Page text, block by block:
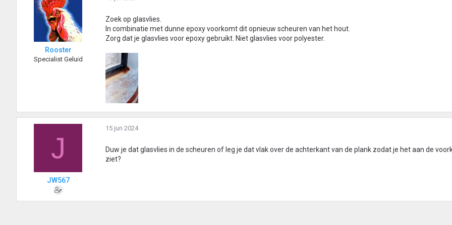
Rooster
Specialist Geluid
Zoek op glasvlies.
In combinatie met dunne epoxy voorkomt dit opnieuw scheuren van het hout.
Zorg dat je glasvlies voor epoxy gebruikt. Niet glasvlies voor polyester.
J
JW567
15 jun 2024
Duw je dat glasvlies in de scheuren of leg je dat vlak over de achterkant van de plank zodat je het aan de
ziet?